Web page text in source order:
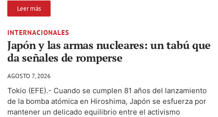
Leer más
INTERNACIONALES
Japón y las armas nucleares: un tabú que
da señales de romperse
AGOSTO 7, 2026
Tokio (EFE).- Cuando se cumplen 81 años del lanzamiento
de la bomba atómica en Hiroshima, Japón se esfuerza por
mantener un delicado equilibrio entre el activismo